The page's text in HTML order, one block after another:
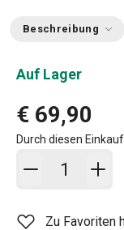
Beschreibung
Auf Lager
€ 69,90
Durch diesen
In den
Zu Favoriten